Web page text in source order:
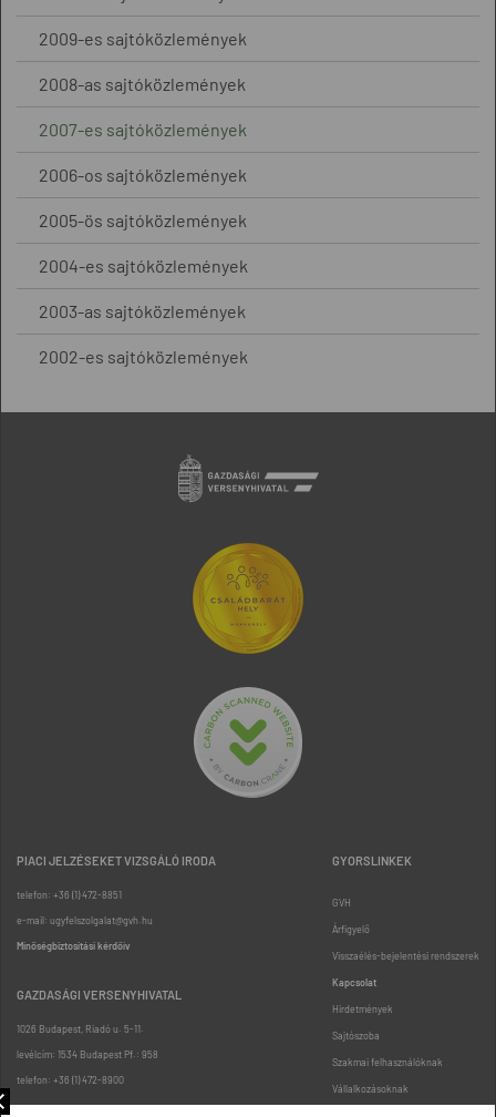
2009-es sajtóközlemények
2008-as sajtóközlemények
2007-es sajtóközlemények
2006-os sajtóközlemények
2005-ös sajtóközlemények
2004-es sajtóközlemények
2003-as sajtóközlemények
2002-es sajtóközlemények
PIACI JELZÉSEKET VIZSGÁLÓ IRODA
telefon: +36 (1) 472-8851
e-mail: ugyfelszolgalat@gvh.hu
Minőségbiztosítási kérdőív
GAZDASÁGI VERSENYHIVATAL
1026 Budapest, Riadó u. 5-11.
levélcím: 1534 Budapest Pf.: 958
telefon: +36 (1) 472-8900
GYORSLINKEK
GVH
Árfigyelő
Visszaélés-bejelentési rendszerek
Kapcsolat
Hirdetmények
Sajtószoba
Szakmai felhasználóknak
Vállalkozásoknak